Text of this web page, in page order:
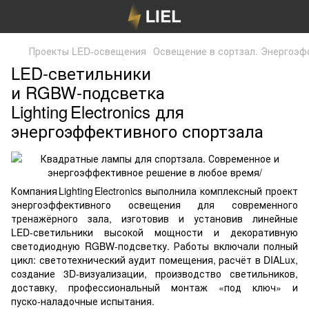
Проекты LED-освещения Освещение в сортзал.
LED‑светильники
и RGBW‑подсветка
Lighting Electronics для
энергоэффективного спортзала
Компания Lighting Electronics выполнила комплексный проект
энергоэффективного освещения для современного
тренажёрного зала, изготовив и установив линейные
LED‑светильники высокой мощности и декоративную
светодиодную RGBW‑подсветку. Работы включали полный
цикл: светотехнический аудит помещения, расчёт в DIALux,
создание 3D‑визуализации, производство светильников,
доставку, профессиональный монтаж «под ключ» и
пуско‑наладочные испытания.